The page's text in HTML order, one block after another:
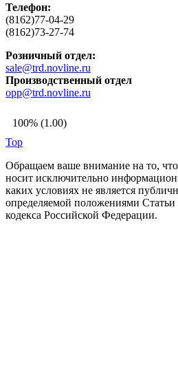
Телефон:
(8162)77-04-29
(8162)73-27-74
Розничный отдел:
sale@trd.novline.ru
Производственный отдел
opp@trd.novline.ru
100% (1.00)
Top
Обращаем ваше внимание на то,
носит исключительно
каких условиях не является
определяемой положениями Статьи
кодекса Российской Федерации.